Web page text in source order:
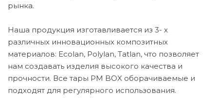
рынка.
Наша продукция изготавливается из 3- х
различных инновационных композитных
материалов: Ecolan, Polylan, Tatlan, что позволяет
нам создавать изделия высокого качества и
прочности. Все тары PM BOX оборачиваемые и
подходят для регулярного использования.